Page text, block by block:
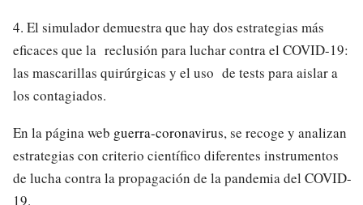
4. El simulador demuestra que hay dos estrategias más
eficaces que la reclusión para luchar contra el COVID-19:
las ​mascarillas quirúrgicas y el uso de tests para aislar a
los contagiados.
En la página web ​ guerra-coronavirus​, se recoge y analizan
estrategias con criterio científico diferentes instrumentos
de lucha contra la propagación de la pandemia del COVID-
19.